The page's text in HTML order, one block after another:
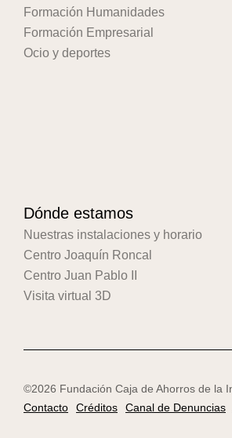
Formación Humanidades
Formación Empresarial
Ocio y deportes
Dónde estamos
Nuestras instalaciones y horario
Centro Joaquín Roncal
Centro Juan Pablo II
Visita virtual 3D
©2026 Fundación Caja de Ahorros de la
Contacto
Créditos Canal de Denuncias